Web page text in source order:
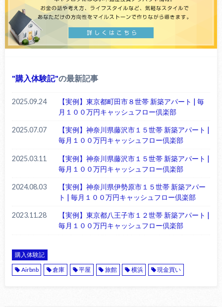
購入体験記 の最新記事
2025.09.24
【実例】東京都町田市８世帯 新築アパート | 毎
月１００万円キャッシュフロー倶楽部
2025.07.07
【実例】神奈川県藤沢市１５世帯 新築アパート |
毎月１００万円キャッシュフロー倶楽部
2025.03.11
【実例】神奈川県藤沢市１５世帯 新築アパート |
毎月１００万円キャッシュフロー倶楽部
2024.08.03
【実例】神奈川県伊勢原市１５世帯 新築アパー
ト | 毎月１００万円キャッシュフロー倶楽部
2023.11.28
【実例】東京都八王子市１２世帯 新築アパート |
毎月１００万円キャッシュフロー倶楽部
購入体験記
Airbnb
倉庫 平屋 旅館 横浜 現金買い